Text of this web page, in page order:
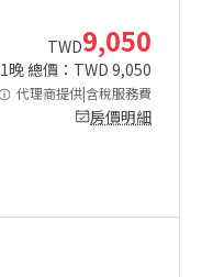
TWD9,050
1晚 總價：TWD 9,050
代理商提供|含稅服務費
房價明細